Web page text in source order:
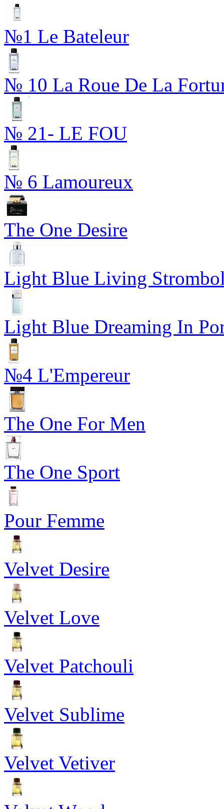
№1 Le Bateleur
№ 10 La Roue De La
№ 21- LE FOU
№ 6 Lamoureux
The One Desire
Light Blue Living
Light Blue Dreaming In
№4 L'Empereur
The One For Men
The One Sport
Pour Femme
Velvet Desire
Velvet Love
Velvet Patchouli
Velvet Sublime
Velvet Vetiver